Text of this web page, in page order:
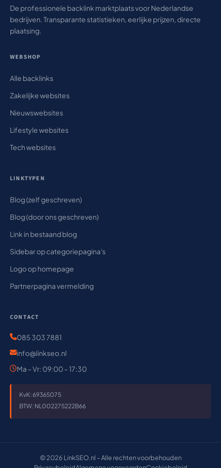
De professionele backlink marktplaats voor Nederlandse
bedrijven. Transparante statistieken, eerlijke prijzen, directe
plaatsing.
WEBSHOP
Alle backlinks
Zakelijke websites
Nieuwswebsites
Lifestyle websites
Tech websites
LINKTYPEN
Blog (zelf geschreven)
Blog (door ons geschreven)
Link in bestaand blog
Sidebar op categoriepagina's
Logo op homepage
Partnerpagina vermelding
CONTACT
085 303 7881
info@linkseo.nl
Ma – Vr: 09:00 – 17:30
KvK: 69365075
BTW: NL002275222B66
© 2026 LinkSEO.nl – Alle rechten voorbehouden